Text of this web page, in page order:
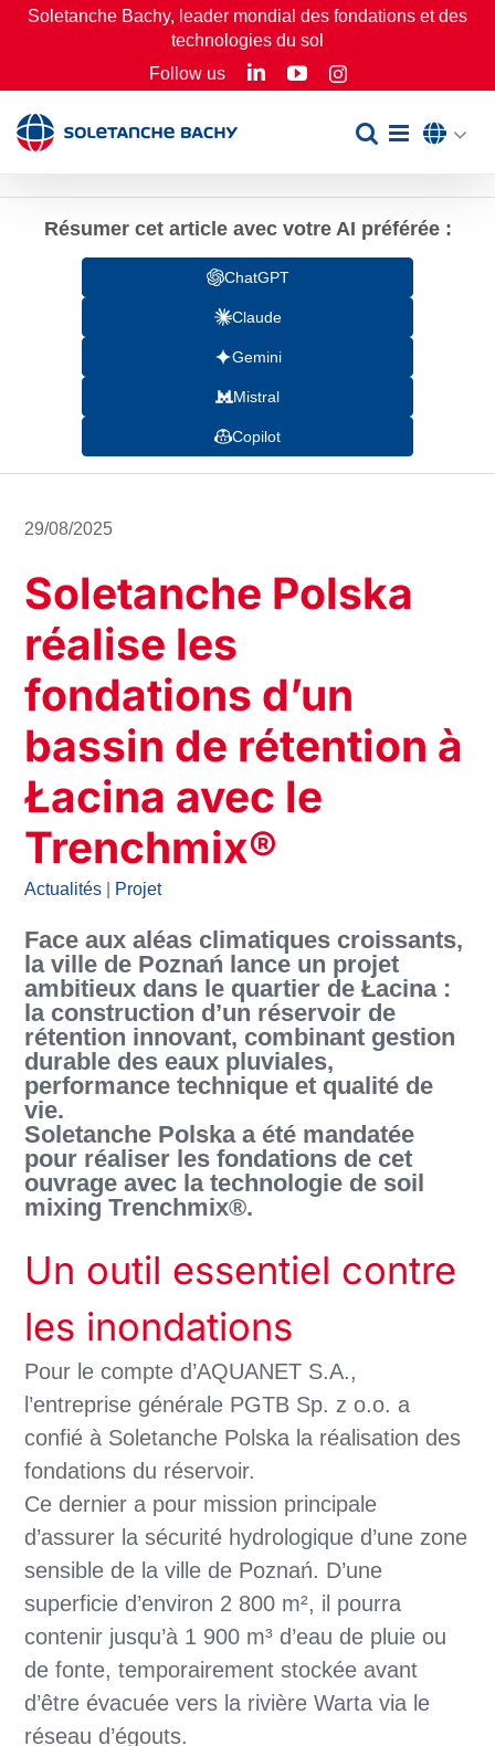
Passer
Soletanche Bachy, leader mondial des fondations et des
technologies du sol
Follow us
LinkedInYouTubeInstagram
Résumer cet article avec votre AI préférée :
ChatGPT
Claude
Gemini
Mistral
Copilot
29/08/2025
Soletanche Polska
réalise les
fondations d’un
bassin de rétention à
Łacina avec le
Trenchmix®
Actualités Projet
Face aux aléas climatiques croissants,
la ville de Poznań lance un projet
ambitieux dans le quartier de Łacina :
la construction d’un réservoir de
rétention innovant, combinant gestion
durable des eaux pluviales,
performance technique et qualité de
vie.
Soletanche Polska a été mandatée
pour réaliser les fondations de cet
ouvrage avec la technologie de soil
mixing Trenchmix®.
Un outil essentiel contre
les inondations
Pour le compte d’AQUANET S.A.,
l’entreprise générale PGTB Sp. z o.o. a
confié à Soletanche Polska la réalisation des
fondations du réservoir.
Ce dernier a pour mission principale
d’assurer la sécurité hydrologique d’une zone
sensible de la ville de Poznań. D’une
superficie d’environ 2 800 m², il pourra
contenir jusqu’à 1 900 m³ d’eau de pluie ou
de fonte, temporairement stockée avant
d’être évacuée vers la rivière Warta via le
réseau d’égouts.